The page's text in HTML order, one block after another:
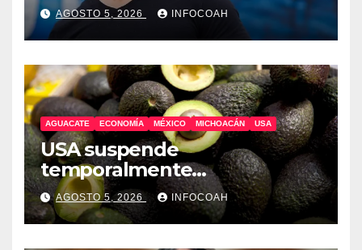
AGOSTO 5, 2026 INFOCOAH
AGUACATE ECONOMÍA MÉXICO MICHOACÁN USA
USA suspende
temporalmente
exportaciones de aguacate
michoacano
AGOSTO 5, 2026 INFOCOAH